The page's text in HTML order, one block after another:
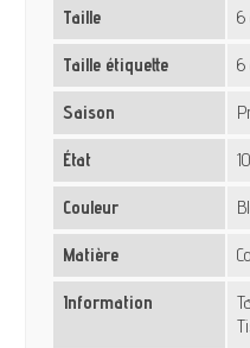
Taille 6
Taille étiquette 6
Saison
État
Couleur
Matière
Information